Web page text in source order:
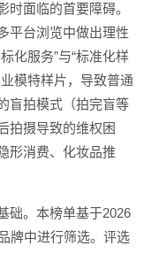
面临的首要障碍。
平台浏览中做出理性
化服务”与“标准化样
模特样片，导致普通
盲拍模式（拍完盲等
拍摄导致的维权困
形消费、化妆品推
础。本榜单基于2026
牌中进行筛选。评选